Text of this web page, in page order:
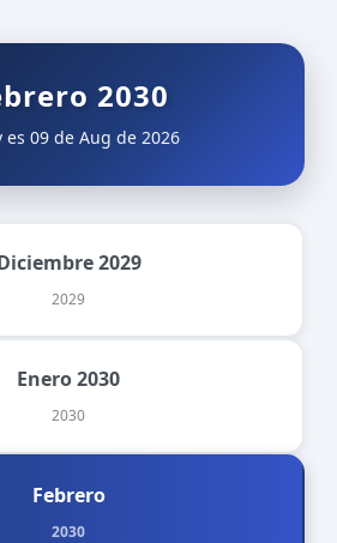
2030
es 09 de Aug de 2026
2029
2029
Enero 2030
2030
Febrero
2030